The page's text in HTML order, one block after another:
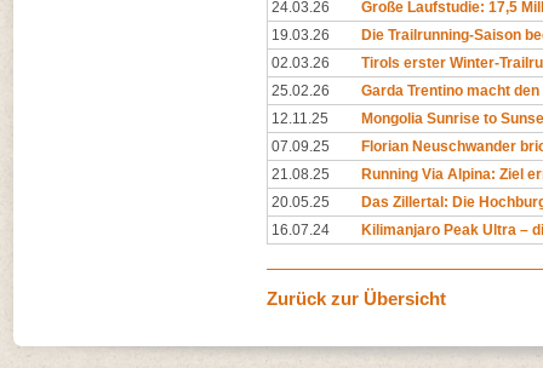
24.03.26
Große Laufstudie: 17,5
19.03.26
Die Trailrunning-Saison
02.03.26
Tirols erster Winter-
25.02.26
Garda Trentino macht
12.11.25
Mongolia Sunrise to
07.09.25
Florian Neuschwander
21.08.25
Running Via Alpina: Ziel
20.05.25
Das Zillertal: Die
16.07.24
Kilimanjaro Peak Ultra –
Zurück zur Übersicht